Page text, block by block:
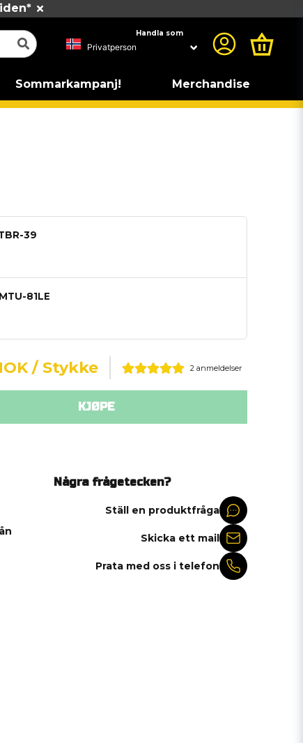
Handla som
Sommarkampanj! Merchandise
39
81LE
/ Stykke 2 anmeldelser
KJØPE
Några frågetecken?
Ställ en produktfråga
Skicka ett mail
Prata med oss i telefon